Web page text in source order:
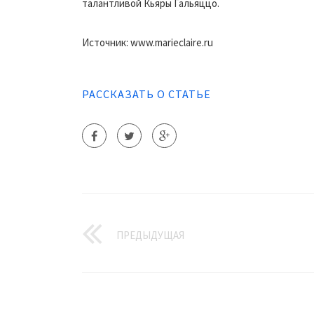
талантливой Кьяры Гальяццо.
Источник: www.marieclaire.ru
РАССКАЗАТЬ О СТАТЬЕ
ПРЕДЫДУЩАЯ